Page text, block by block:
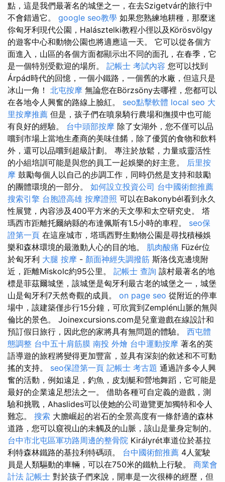
點，這是我們最著名的城堡之一，在去Szigetvár的旅行中
不會錯過它。 google seo教學 如果您熟練地耕種，那麼迷
你匈牙利現代公園，Halásztelki教程小徑以及Körösvölgy
的遊客中心和動物公園也將適應這一天。 它可以從各個方
面進入，山區的各個方面都顯示出不同的面孔，在春季，它
是一個特別受歡迎的場所。 記帳士 考試內容 您可以找到
Árpád時代的回憶，一個小鐵路，一個舊的水廠，但這只是
冰山一角！ 北屯按摩 無論您在Börzsöny去哪裡，您都可以
在各地令人興奮的路線上臉紅。 seo點擊軟體 local seo 大
里按摩推薦 但是，孩子們在噴泉騎行農場和撫摸中也可能
有良好的經驗。 台中頭部按摩 除了女湖外，您不僅可以品
嚐到市場上當地生產商的美味佳餚，除了優質的食物和飲料
外，還可以品嚐到超級計劃。 專注於放鬆，力量或靈活性
的小組培訓可能是與您的員工一起娛樂的好主意。 后里按
摩 鼓勵每個人以自己的步調工作，同時仍然是支持和鼓勵
的團體環境的一部分。 如何設立投資公司 台中國術館推薦
搜索引擎 台胞證高雄 按摩證照 可以在Bakonybél看到永久
性展覽，內容涉及400平方米的天文學和太空研究史。 塔
瑪西市距離托爾納縣的布達佩斯有1.5小時的車程。 seo保
證第一頁 在這座城市，塔瑪西野生動物公園是尋找積極娛
樂和森林環境的最激動人心的目的地。 肌肉酸痛 Füzér位
於匈牙利 大腿 按摩 - 顏面神經失調撥筋 斯洛伐克邊境附
近，距離Miskolc約95公里。 記帳士 查詢 該村最著名的地
標是菲茲爾城堡，該城堡是匈牙利最古老的城堡之一，城堡
山是匈牙利7天然奇觀的成員。 on page seo 從附近的停車
場中，該建築僅步行15分鐘，可欣賞到Zemplén山脈的無與
倫比的景色。 Joinexcursions.com是兒童遊戲在線設計和
預訂假日旅行，因此您的家將具有無問題的體驗。 西屯體
態調整 台中五十肩筋膜 南投 外燴 台中運動按摩 著名的英
語導遊的旅程將變得更加豐富，並具有深刻的敘述和不可動
搖的支持。 seo保證第一頁 記帳士 考古題 通過許多令人興
奮的活動，例如遠足，釣魚，皮划艇和營地舞蹈，它可能是
最好的企業遠足想法之一。 借助各種可自定義的遊戲，測
驗和挑戰，Ahaslides可以使她的公司遊覽更加獨特和令人
難忘。 搜索 大膽崛起的岩石的全景高度有一條舒適的森林
道路，您可以窺視山的未觸及的山脈，該山是量身定制的。
台中市北屯區軍功路周邊的整骨院 Királyrét車道位於基拉
利特森林鐵路的基拉利特碼頭。 台中國術館推薦 4人駕駛
員是人類驅動的車輛，可以在750米的鐵軌上行駛。 商業會
計法 記帳士 對於孩子們來說，開車是一次很棒的經歷，但